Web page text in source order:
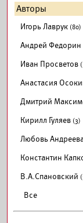
Авторы
Игорь Лаврук (80)
Андрей Федорин
Иван Просветов
Анастасия
Дмитрий
Кирилл Гуляев (3)
Любовь
Константин
В.А.Спановский
Все